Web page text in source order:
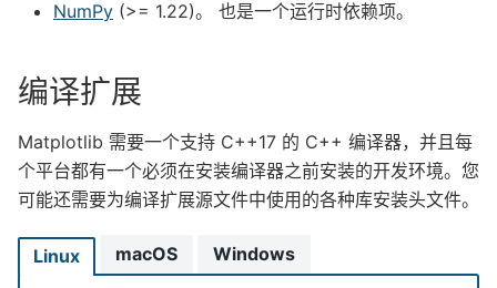
NumPy (>= 1.22)。 也是一个运行时依赖项。
编译扩展
Matplotlib 需要一个支持 C++17 的 C++ 编译器，并且每
个平台都有一个必须在安装编译器之前安装的开发环境。您
可能还需要为编译扩展源文件中使用的各种库安装头文件。
Linux macOS Windows